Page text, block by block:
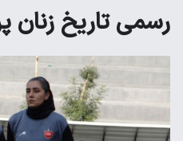
رسمی تاریخ زنان